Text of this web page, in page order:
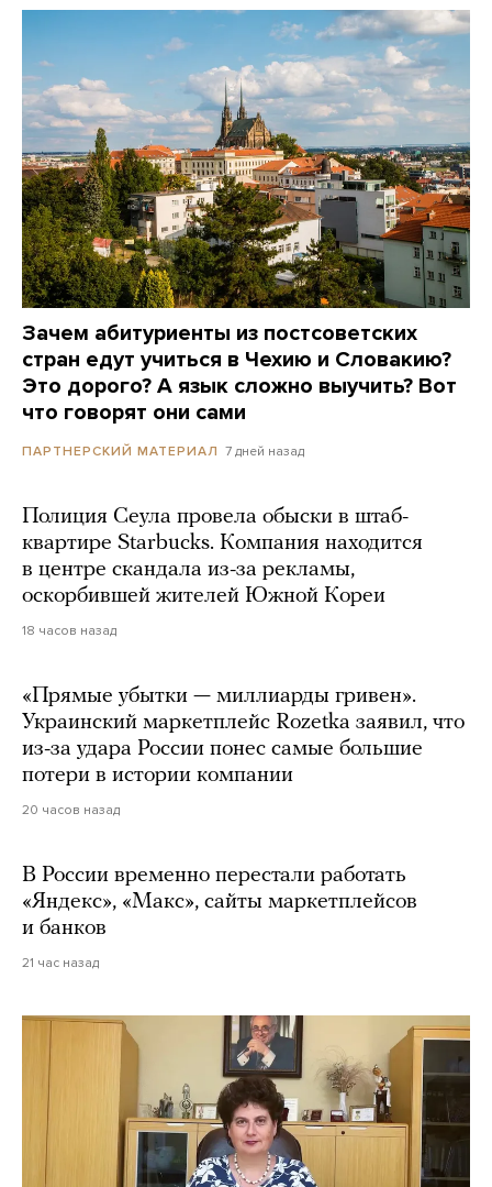
Зачем абитуриенты из постсоветских
стран едут учиться в Чехию и Словакию?
Это дорого? А язык сложно выучить? Вот
что говорят они сами
ПАРТНЕРСКИЙ МАТЕРИАЛ 7 дней назад
Полиция Сеула провела обыски в штаб-
квартире Starbucks. Компания находится
в центре скандала из-за рекламы,
оскорбившей жителей Южной Кореи
18 часов назад
«Прямые убытки — миллиарды гривен».
Украинский маркетплейс Rozetka заявил, что
из-за удара России понес самые большие
потери в истории компании
20 часов назад
В России временно перестали работать
«Яндекс», «Макс», сайты маркетплейсов
и банков
21 час назад